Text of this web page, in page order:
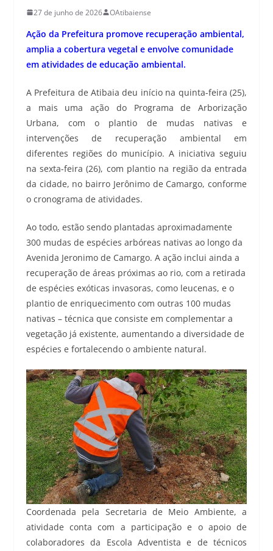
27 de junho de 2026 OAtibaiense
Ação da Prefeitura promove recuperação ambiental,
amplia a cobertura vegetal e envolve comunidade
em atividades de educação ambiental.
A Prefeitura de Atibaia deu início na quinta-feira (25),
a mais uma ação do Programa de Arborização
Urbana, com o plantio de mudas nativas e
intervenções de recuperação ambiental em
diferentes regiões do município. A iniciativa seguiu
na sexta-feira (26), com plantio na região da entrada
da cidade, no bairro Jerônimo de Camargo, conforme
o cronograma de atividades.
Ao todo, estão sendo plantadas aproximadamente
300 mudas de espécies arbóreas nativas ao longo da
Avenida Jeronimo de Camargo. A ação inclui ainda a
recuperação de áreas próximas ao rio, com a retirada
de espécies exóticas invasoras, como leucenas, e o
plantio de enriquecimento com outras 100 mudas
nativas – técnica que consiste em complementar a
vegetação já existente, aumentando a diversidade de
espécies e fortalecendo o ambiente natural.
Coordenada pela Secretaria de Meio Ambiente, a
atividade conta com a participação e o apoio de
colaboradores da Escola Adventista e de técnicos